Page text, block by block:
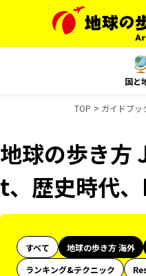
国と
TOP ガイドブッ
地球の歩き方
t、歴史時代
すべて 地球の歩き方 海外
ランキング&テクニック